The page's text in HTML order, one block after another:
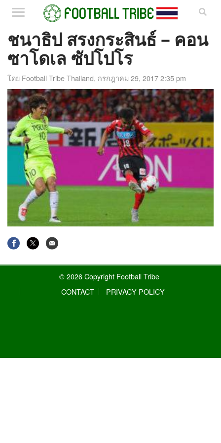
ชนาธิป สรงกระสินธ์ – คอน
ซาโดเล ซัปโปโร
โดย Football Tribe Thailand, กรกฎาคม 29, 2017 2:35 pm
© 2026 Copyright Football Tribe
CONTACT
PRIVACY POLICY